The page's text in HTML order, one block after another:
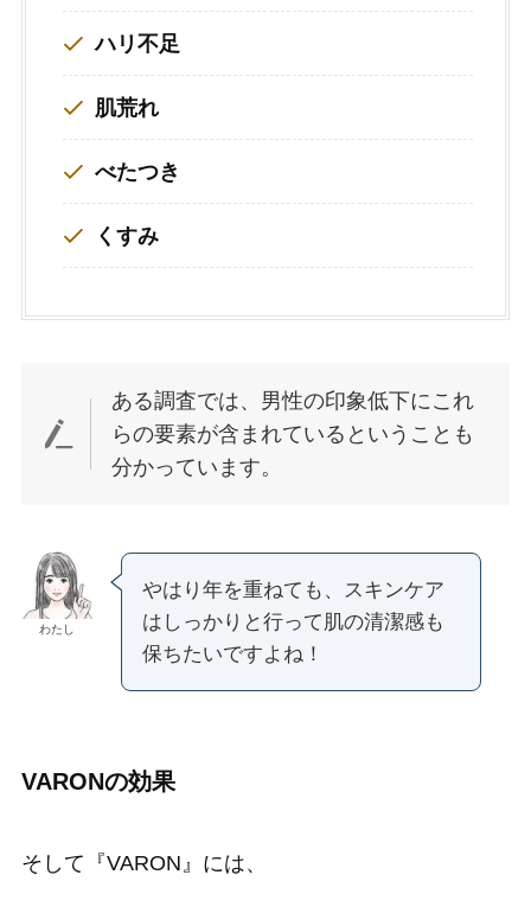
ハリ不足
肌荒れ
べたつき
くすみ
ある調査では、男性の印象低下にこれ
らの要素が含まれているということも
分かっています。
わたし
やはり年を重ねても、スキンケア
はしっかりと行って肌の清潔感も
保ちたいですよね！
VARONの効果
そして『VARON』には、